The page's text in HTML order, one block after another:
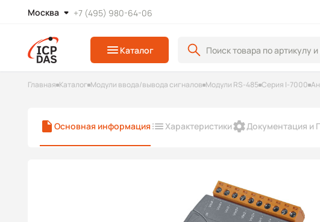
Москва +7 (495) 980-64-06
Каталог
Главная Каталог Модули ввода/вывода сигналов Модули RS-485 Серия I-7000
Основная информация Характеристики Документация и